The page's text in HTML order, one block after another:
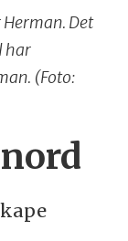
Det
har
(Foto: